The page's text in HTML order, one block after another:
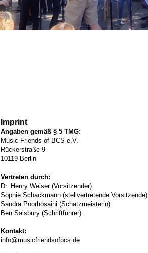
Imprint
Angaben gemäß § 5 TMG:
Music Friends of BCS e.V.
Rückerstraße 9
10119 Berlin
Vertreten durch:
Dr. Henry Weiser (Vorsitzender)
Sophie Schackmann (stellvertretende Vorsitzende)
Sandra Poorhosaini (Schatzmeisterin)
Ben Salsbury (Schriftführer)
Kontakt:
info@musicfriendsofbcs.de